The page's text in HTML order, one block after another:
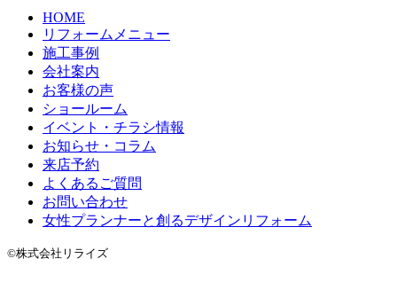
HOME
リフォームメニュー
施工事例
会社案内
お客様の声
ショールーム
イベント・チラシ情報
お知らせ・コラム
来店予約
よくあるご質問
お問い合わせ
女性プランナーと創るデザインリフォーム
©株式会社リライズ